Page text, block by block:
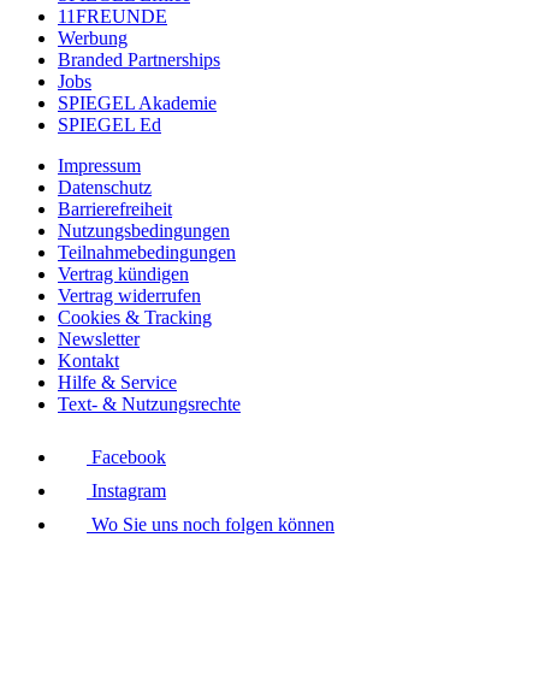
11FREUNDE
Werbung
Branded Partnerships
Jobs
SPIEGEL Akademie
SPIEGEL Ed
Impressum
Datenschutz
Barrierefreiheit
Nutzungsbedingungen
Teilnahmebedingungen
Vertrag kündigen
Vertrag widerrufen
Cookies & Tracking
Newsletter
Kontakt
Hilfe & Service
Text- & Nutzungsrechte
Facebook
Instagram
Wo Sie uns noch folgen können